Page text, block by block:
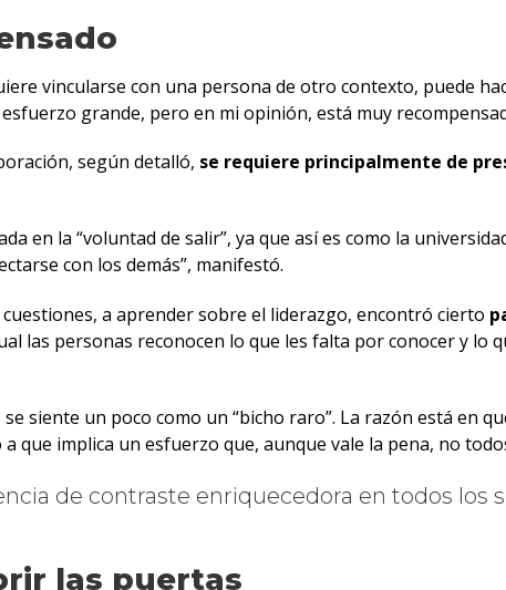
vincularse con una persona de otro contexto, puede
grande, pero en mi opinión, está muy
según detalló, se requiere principalmente de
en la “voluntad de salir”, ya que así es como la
con los demás”, manifestó.
a aprender sobre el liderazgo, encontró cierto
las personas reconocen lo que les falta por conocer y lo
siente un poco como un “bicho raro”. La razón está en
a que implica un esfuerzo que, aunque vale la pena, no
de contraste enriquecedora en todos los
las puertas